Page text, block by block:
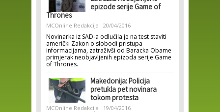
epizode serije Game of
Thrones
MCOnline Redakcija 20/04/2016
Novinarka iz SAD-a odlučila je na test staviti
američki Zakon o slobodi pristupa
informacijama, zatraživši od Baracka Obame
primjerak neobjavljenih epizoda serije Game
of Thrones.
Makedonija: Policija
pretukla pet novinara
tokom protesta
MCOnline Redakcija 19/04/2016